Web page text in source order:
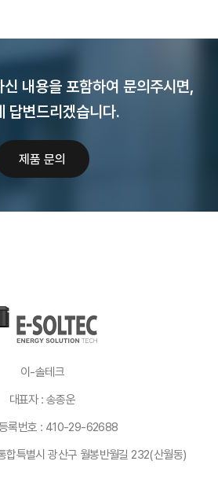
내용을 포함하여 문의주시면,
답변드리겠습니다.
제품 문의
이-솔테크
대표자 : 송종운
록번호 : 410-29-62688
합특별시 광산구 월봉반월길 232(산월동)